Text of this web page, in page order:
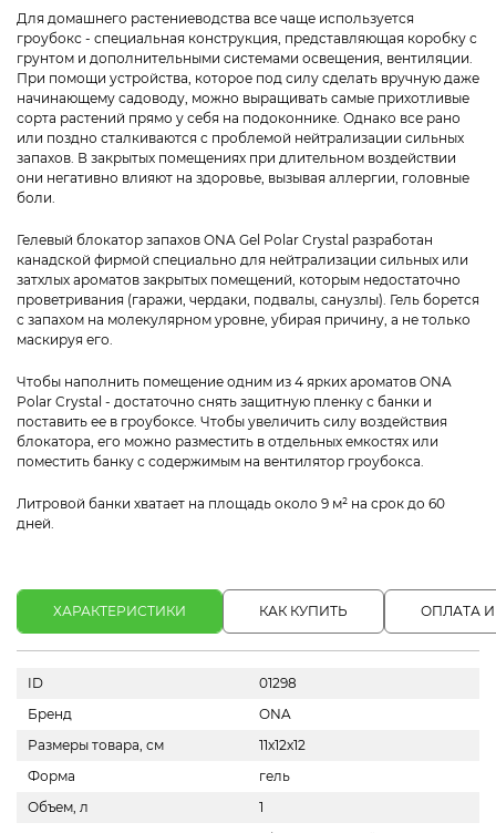
Для домашнего растениеводства все чаще используется
гроубокс - специальная конструкция, представляющая коробку с
грунтом и дополнительными системами освещения, вентиляции.
При помощи устройства, которое под силу сделать вручную даже
начинающему садоводу, можно выращивать самые прихотливые
сорта растений прямо у себя на подоконнике. Однако все рано
или поздно сталкиваются с проблемой нейтрализации сильных
запахов. В закрытых помещениях при длительном воздействии
они негативно влияют на здоровье, вызывая аллергии, головные
боли.
Гелевый блокатор запахов ONA Gel Polar Crystal разработан
канадской фирмой специально для нейтрализации сильных или
затхлых ароматов закрытых помещений, которым недостаточно
проветривания (гаражи, чердаки, подвалы, санузлы). Гель борется
с запахом на молекулярном уровне, убирая причину, а не только
маскируя его.
Чтобы наполнить помещение одним из 4 ярких ароматов ONA
Polar Crystal - достаточно снять защитную пленку с банки и
поставить ее в гроубоксе. Чтобы увеличить силу воздействия
блокатора, его можно разместить в отдельных емкостях или
поместить банку с содержимым на вентилятор гроубокса.
Литровой банки хватает на площадь около 9 м² на срок до 60
дней.
ХАРАКТЕРИСТИКИ КАК КУПИТЬ ОПЛАТА
ID
01298
Бренд
ONA
Размеры товара, см
11x12x12
Форма
гель
Объем, л
1